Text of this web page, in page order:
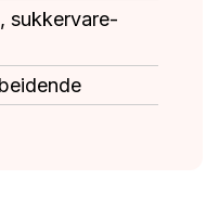
sukkervare-